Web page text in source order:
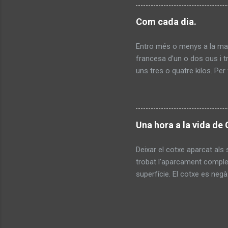
Com cada dia.
Entro més o menys a la
francesa d’un o dos ous i
uns tres o quatre kilos.
dos ulleres de cul
no entenem la seva
anys és jubilat i abans
Una hora a la vida de
Deixar el cotxe aparcat als
trobat l'aparcament
superfície. El cotxe es